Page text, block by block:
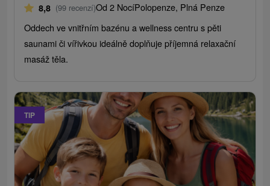
8,8 (99 recenzí)Od 2 NocíPolopenze, Plná Penze
Oddech ve vnitřním bazénu a wellness centru s pěti
saunami či vířivkou ideálně doplňuje příjemná relaxační
masáž těla.
TIP